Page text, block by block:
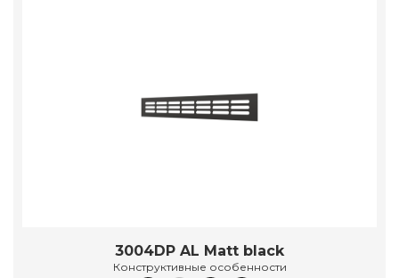
3004DP AL Matt black
Конструктивные особенности